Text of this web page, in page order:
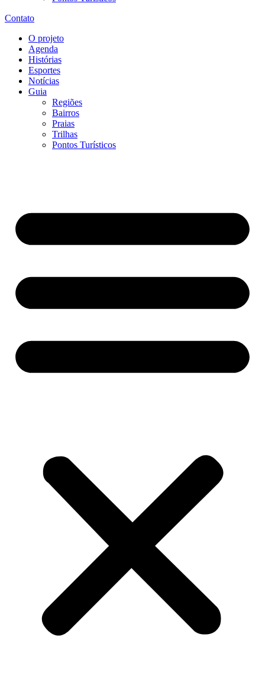
Contato
O projeto
Agenda
Histórias
Esportes
Notícias
Guia
Regiões
Bairros
Praias
Trilhas
Pontos Turísticos